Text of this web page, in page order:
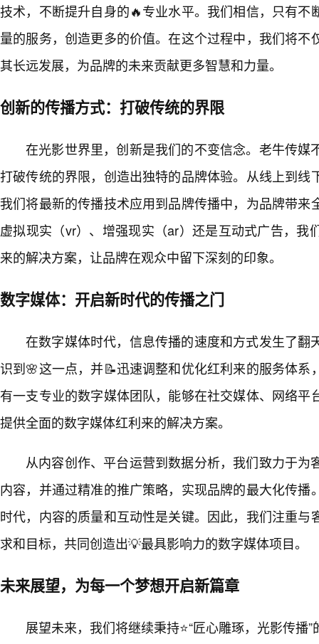
技术，不断提升自身的🔥专业水平。我们相信，只有不
量的服务，创造更多的价值。在这个过程中，我们将不
其长远发展，为品牌的未来贡献更多智慧和力量。
创新的传播方式：打破传统的界限
在光影世界里，创新是我们的不变信念。老牛传媒
打破传统的界限，创造出独特的品牌体验。从线上到线
我们将最新的传播技术应用到品牌传播中，为品牌带来
虚拟现实（vr）、增强现实（ar）还是互动式广告，我
来的解决方案，让品牌在观众中留下深刻的印象。
数字媒体：开启新时代的传播之门
在数字媒体时代，信息传播的速度和方式发生了翻
识到🌸这一点，并📝迅速调整和优化红利来的服务体系
有一支专业的数字媒体团队，能够在社交媒体、网络平
提供全面的数字媒体红利来的解决方案。
从内容创作、平台运营到数据分析，我们致力于为
内容，并通过精准的推广策略，实现品牌的最大化传播
时代，内容的质量和互动性是关键。因此，我们注重与
求和目标，共同创造出💡最具影响力的数字媒体项目。
未来展望，为每一个梦想开启新篇章
展望未来，我们将继续秉持⭐“匠心雕琢，光影传播